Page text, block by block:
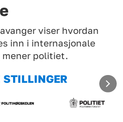
viser hvordan
inn i internasjonale
politiet.
STILLINGER